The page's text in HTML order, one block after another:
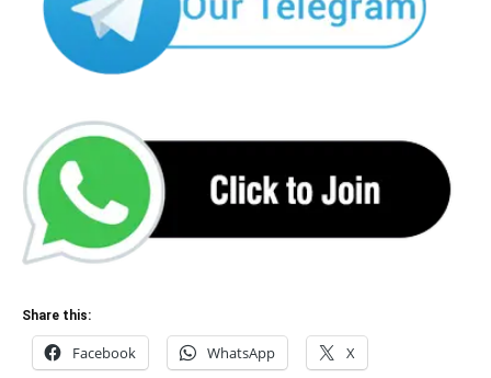
Share this:
Facebook WhatsApp X